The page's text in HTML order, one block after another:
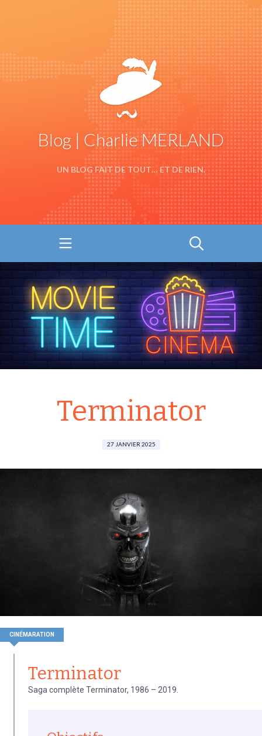
Blog | Charlie MERLAND
UN BLOG FAIT DE TOUT… ET DE RIEN.
Terminator
27 JANVIER 2025
CINÉMARATION
Terminator
Saga complète Terminator, 1986 – 2019.